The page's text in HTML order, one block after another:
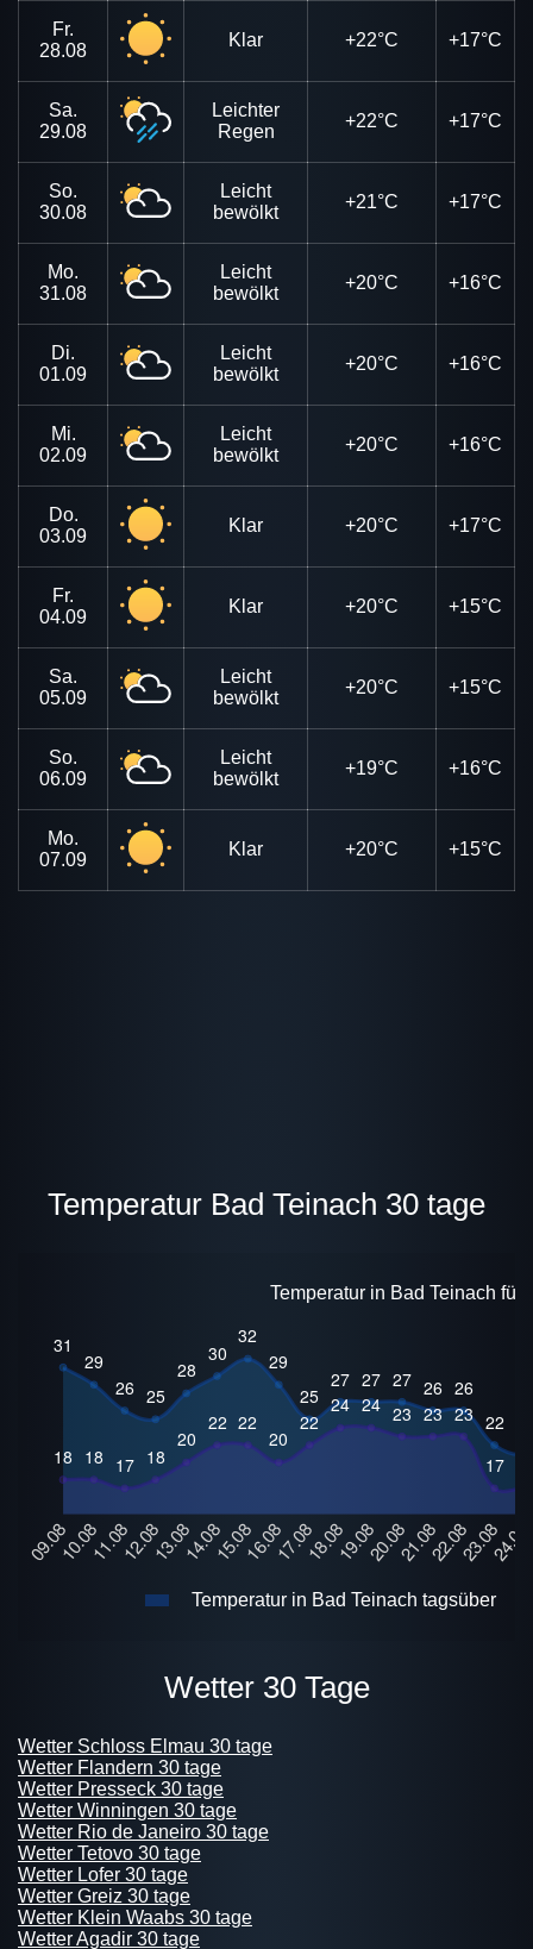
Fr.
28.08
Klar +22°C +17°C
Sa.
29.08
Leichter
Regen
+22°C +17°C
So.
30.08
Leicht
bewölkt
+21°C +17°C
Mo.
31.08
Leicht
bewölkt
+20°C +16°C
Di.
01.09
Leicht
bewölkt
+20°C +16°C
Mi.
02.09
Leicht
bewölkt
+20°C +16°C
Do.
03.09
Klar +20°C +17°C
Fr.
04.09
Klar +20°C +15°C
Sa.
05.09
Leicht
bewölkt
+20°C +15°C
So.
06.09
Leicht
bewölkt
+19°C +16°C
Mo.
07.09
Klar +20°C +15°C
Temperatur Bad Teinach 30 tage
Temperatur in Bad Teinach für
Temperatur in Bad Teinach tagsüber
Wetter 30 Tage
Wetter Schloss Elmau 30 tage
Wetter Flandern 30 tage
Wetter Presseck 30 tage
Wetter Winningen 30 tage
Wetter Rio de Janeiro 30 tage
Wetter Tetovo 30 tage
Wetter Lofer 30 tage
Wetter Greiz 30 tage
Wetter Klein Waabs 30 tage
Wetter Agadir 30 tage